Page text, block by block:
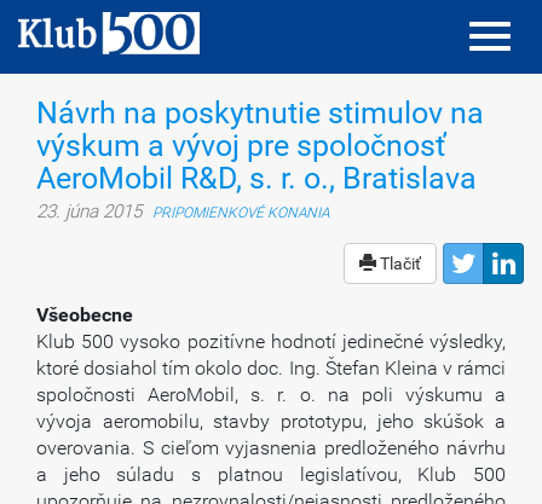
Návrh na poskytnutie stimulov na
výskum a vývoj pre spoločnosť
AeroMobil R&D, s. r. o., Bratislava
23. júna 2015 PRIPOMIENKOVÉ KONANIA
Tlačiť
Všeobecne
Klub 500 vysoko pozitívne hodnotí jedinečné výsledky,
ktoré dosiahol tím okolo doc. Ing. Štefan Kleina v rámci
spoločnosti AeroMobil, s. r. o. na poli výskumu a
vývoja aeromobilu, stavby prototypu, jeho skúšok a
overovania. S cieľom vyjasnenia predloženého návrhu
a jeho súladu s platnou legislatívou, Klub 500